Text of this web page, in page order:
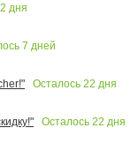
дня
7 дней
Осталось 22 дня
Осталось 22 дня